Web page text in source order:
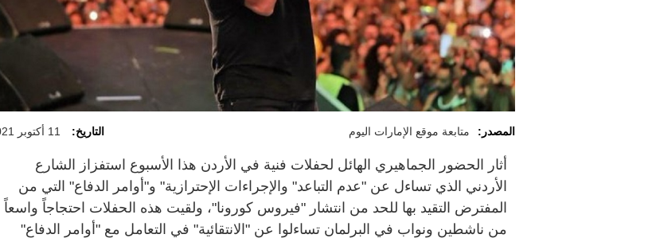
المصدر: متابعة موقع الإمارات اليوم التاريخ: 11 أكتوبر 2021
أثار الحضور الجماهيري الهائل لحفلات فنية في الأردن هذا الأسبوع استفزاز الشارع
الأردني الذي تساءل عن "عدم التباعد" والإجراءات الإحترازية" و"أوامر الدفاع" التي من
المفترض التقيد بها للحد من انتشار "فيروس كورونا"، ولقيت هذه الحفلات احتجاجاً واسعاً
من ناشطين ونواب في البرلمان تساءلوا عن "الانتقائية" في التعامل مع "أوامر الدفاع"